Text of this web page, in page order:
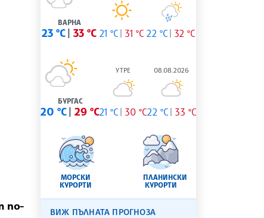
по-
ВАРНА
23 °C 33 °C 21 °C 31 °C 22 °C 32 °C
БУРГАС
20 °C 29 °C
УТРЕ
21 °C 30 °C
08.08.2026
22 °C 33 °C
МОРСКИ
КУРОРТИ
ПЛАНИНСКИ
КУРОРТИ
ВИЖ ПЪЛНАТА ПРОГНОЗА